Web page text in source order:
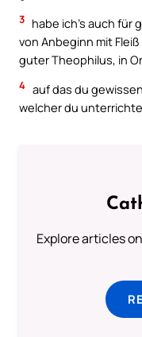
3 habe ich’s auch für
von Anbeginn mit
guter Theophilus, in
4 auf das du
welcher du
Explore articles